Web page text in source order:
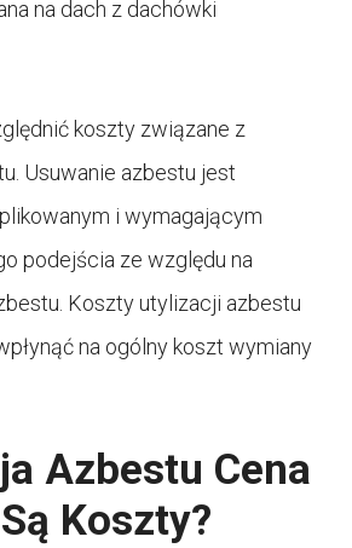
na dach z dachówki
koszty związane z
Usuwanie azbestu jest
i wymagającym
podejścia ze względu na
Koszty utylizacji azbestu
na ogólny koszt wymiany
Azbestu Cena
Koszty?